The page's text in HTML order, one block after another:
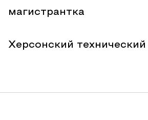
магистрантка
Херсонский